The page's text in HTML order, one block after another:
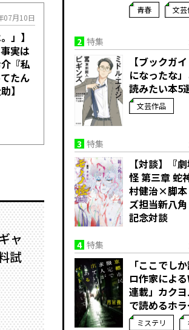
07月10日
」】
実は
『私
たん
】
ャ
試
青春 文芸
2 特集
【ブックガ
になったな
読みたい本5
文芸作品
3 特集
【対談】『
怪 第三章 蛇
村健治×脚本
ズ担当新八
記念対談
4 特集
「ここでし
ロ作家によ
連載」――カク
で読めるホ
ミステリ